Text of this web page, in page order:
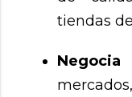
tiendas